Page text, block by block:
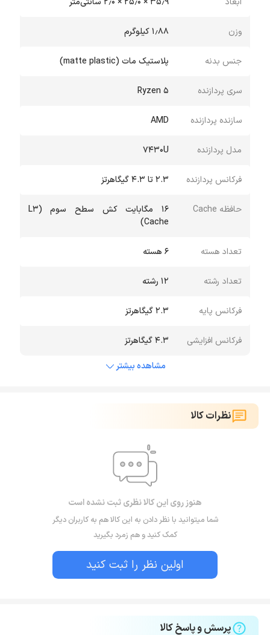
وزن ۱٫۸۸ کیلوگرم
جنس بدنه پلاستیک مات (matte plastic)
سری پردازنده Ryzen 5
سازنده پردازنده AMD
مدل پردازنده 7430U
فرکانس پردازنده ۲.3 تا ۴.۳ گیگاهرتز
حافظه Cache
16 مگابایت کش سطح سوم (L3
Cache)
تعداد هسته 6 هسته
تعداد رشته 12 رشته
فرکانس پایه 2.3 گیگاهرتز
فرکانس افزایشی
۴.3 گیگاهرتز
مشاهده بیشتر
نظرات کالا
هنوز روی این کالا نظری ثبت نشده است
شما میتوانید با نظر دادن به این کالا هم به کاربران دیگر
کمک کنید و هم زمرد بگیرید
اولین نظر را ثبت کنید
پرسش و پاسخ کالا